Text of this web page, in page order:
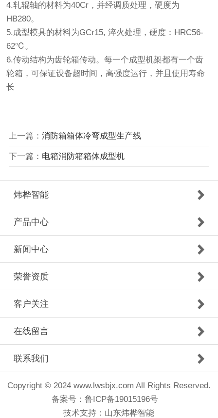
4.轧辊轴的材料为40Cr，并经调质处理，硬度为
HB280。
5.成型模具的材料为GCr15, 淬火处理，硬度：HRC56-
62℃。
6.传动结构为齿轮箱传动。每一个成型机架都有一个齿
轮箱，可保证设备超时间，高强度运行，并且使用寿命
长
上一篇： 消防箱箱体冷弯成型生产线
下一篇： 电箱消防箱箱体成型机
炜桦智能
产品中心
新闻中心
荣誉资质
客户关注
在线留言
联系我们
Copyright © 2024 www.lwsbjx.com All Rights Reserved.
备案号： 鲁ICP备19015196号
技术支持： 山东炜桦智能